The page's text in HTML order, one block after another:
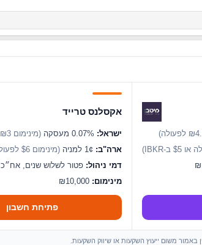
אקסלנס טרייד
ישראל:
(מינימום ₪3 לפעולה)
ארה"ב:
(מינימום $6 לפעולה או $5 ב-IBKR)
דמי ניהול: פטור לשלוש שנים, אח״כ ₪15
מינימום:
פתיחת חשבון
באמור משום ייעוץ השקעות או שיווק השקעות.